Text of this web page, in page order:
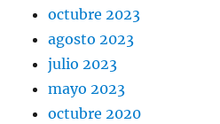
octubre 2023
agosto 2023
julio 2023
mayo 2023
octubre 2020